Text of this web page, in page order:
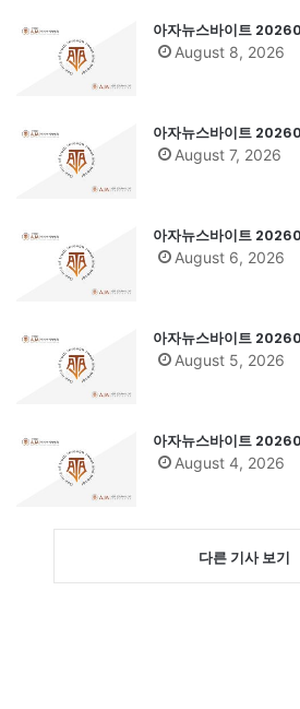
아자뉴스바이트
August 8, 2026
아자뉴스바이트
August 7, 2026
아자뉴스바이트
August 6, 2026
아자뉴스바이트
August 5, 2026
아자뉴스바이트
August 4, 2026
다른 기사 보기